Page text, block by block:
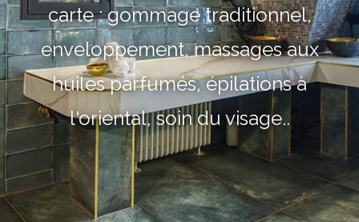
carte : gommage traditionnel,
enveloppement, massages aux
huiles parfumés, épilations à
l'oriental, soin du visage..